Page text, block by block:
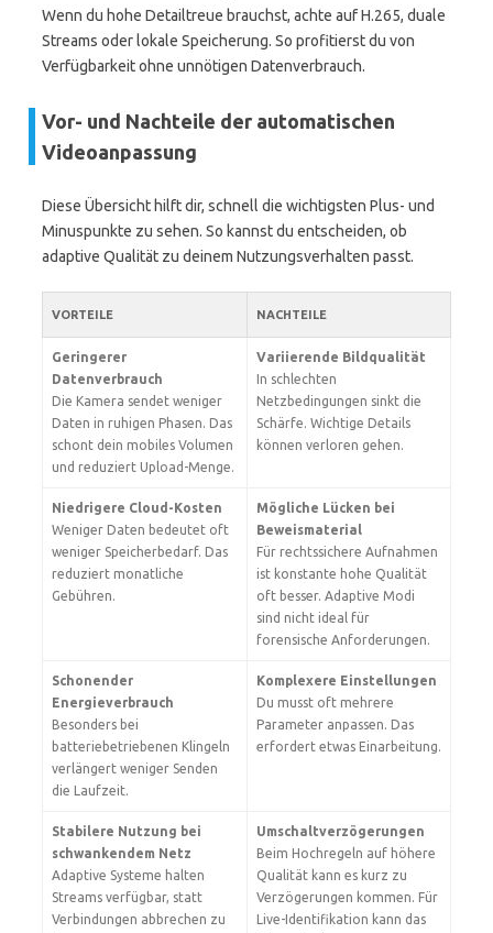
Wenn du hohe Detailtreue brauchst, achte auf H.265, duale
Streams oder lokale Speicherung. So profitierst du von
Verfügbarkeit ohne unnötigen Datenverbrauch.
Vor- und Nachteile der automatischen
Videoanpassung
Diese Übersicht hilft dir, schnell die wichtigsten Plus- und
Minuspunkte zu sehen. So kannst du entscheiden, ob
adaptive Qualität zu deinem Nutzungsverhalten passt.
VORTEILE NACHTEILE
Geringerer
Datenverbrauch
Die Kamera sendet weniger
Daten in ruhigen Phasen. Das
schont dein mobiles Volumen
und reduziert Upload-Menge.
Variierende Bildqualität
In schlechten
Netzbedingungen sinkt die
Schärfe. Wichtige Details
können verloren gehen.
Niedrigere Cloud-Kosten
Weniger Daten bedeutet oft
weniger Speicherbedarf. Das
reduziert monatliche
Gebühren.
Mögliche Lücken bei
Beweismaterial
Für rechtssichere Aufnahmen
ist konstante hohe Qualität
oft besser. Adaptive Modi
sind nicht ideal für
forensische Anforderungen.
Schonender
Energieverbrauch
Besonders bei
batteriebetriebenen Klingeln
verlängert weniger Senden
die Laufzeit.
Komplexere Einstellungen
Du musst oft mehrere
Parameter anpassen. Das
erfordert etwas Einarbeitung.
Stabilere Nutzung bei
schwankendem Netz
Adaptive Systeme halten
Streams verfügbar, statt
Verbindungen abbrechen zu
Umschaltverzögerungen
Beim Hochregeln auf höhere
Qualität kann es kurz zu
Verzögerungen kommen. Für
Live-Identifikation kann das